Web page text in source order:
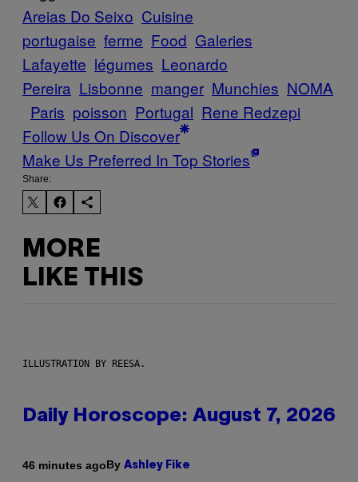
Areias Do Seixo Cuisine
portugaise ferme Food Galeries
Lafayette légumes Leonardo
Pereira Lisbonne manger Munchies NOMA
Paris poisson Portugal Rene Redzepi
Follow Us On Discover
Make Us Preferred In Top Stories
Share:
MORE
LIKE THIS
ILLUSTRATION BY REESA.
Daily Horoscope: August 7, 2026
46 minutes agoBy Ashley Fike